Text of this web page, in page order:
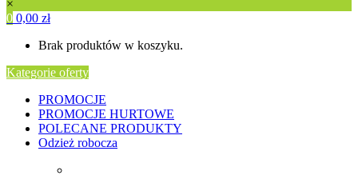
×
0 0,00 zł
Brak produktów w koszyku.
Kategorie oferty
PROMOCJE
PROMOCJE HURTOWE
POLECANE PRODUKTY
Odzież robocza